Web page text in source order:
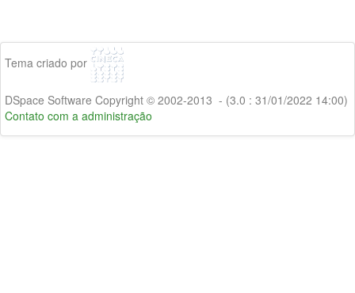
Tema criado por
DSpace Software Copyright © 2002-2013 - (3.0 : 31/01/2022 14:00)
Contato com a administração